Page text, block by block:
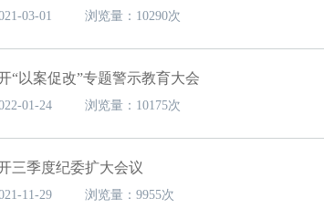
03-01 浏览量：10290次
“以案促改”专题警示教育大会
01-24 浏览量：10175次
三季度纪委扩大会议
11-29 浏览量：9955次